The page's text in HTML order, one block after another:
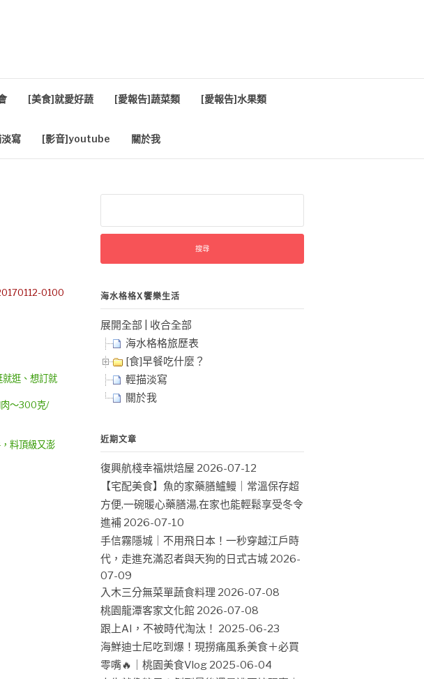
[美食]就愛好蔬 [愛報告]蔬菜類 [愛報告]水果類
寫 [影音]youtube 關於我
0100
逛、想訂就
肉～300克/
料頂級又澎
關
字:
海水格格X饗樂生活
展開全部
收合全部
海水格格旅歷表
[食]早餐吃什麼？
輕描淡寫
關於我
近期文章
復興航棧幸福烘焙屋 2026-07-12
【宅配美食】魚的家藥膳鱸鰻｜常溫保存超
方便,一碗暖心藥膳湯,在家也能輕鬆享受冬令
進補 2026-07-10
手信霧隱城｜不用飛日本！一秒穿越江戶時
代，走進充滿忍者與天狗的日式古城 2026-
07-09
入木三分無菜單蔬食料理 2026-07-08
桃園龍潭客家文化館 2026-07-08
跟上AI，不被時代淘汰！ 2025-06-23
海鮮迪士尼吃到爆！現撈痛風系美食＋必買
零嘴🔥｜桃園美食Vlog 2025-06-04